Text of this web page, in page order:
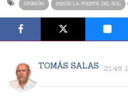
OPINIÓN DESDE LA PUERTA DEL SOL
TOMÁS SALAS 21:48